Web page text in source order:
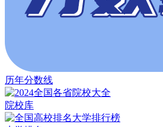
历年分数线
院校库